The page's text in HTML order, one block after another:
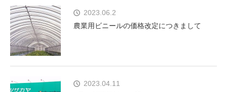
2023.06.2
農業用ビニールの価格改定につきまして
2023.04.11